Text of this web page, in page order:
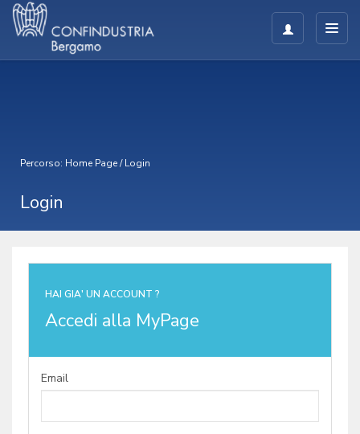
Percorso: Home Page/Login
Login
HAI GIA' UN ACCOUNT ?
Accedi alla MyPage
Email